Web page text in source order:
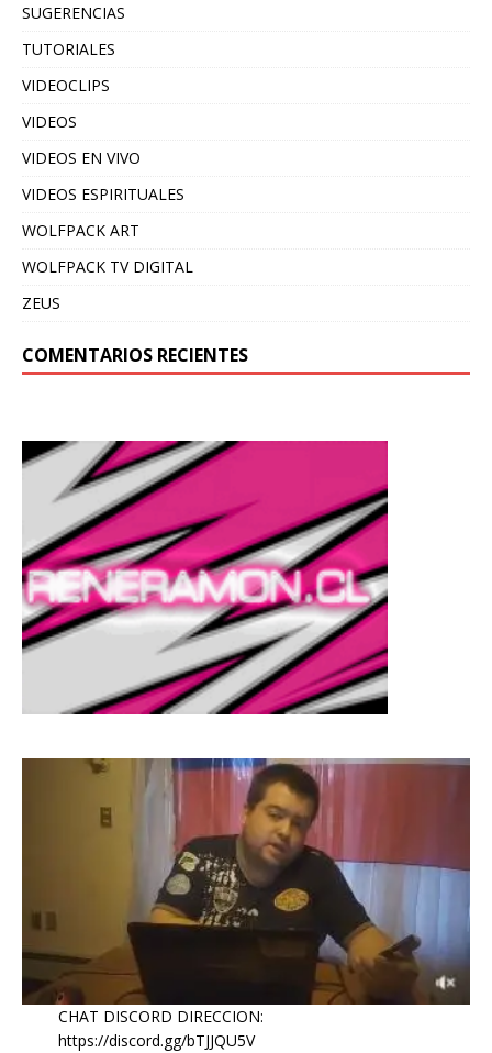
SUGERENCIAS
TUTORIALES
VIDEOCLIPS
VIDEOS
VIDEOS EN VIVO
VIDEOS ESPIRITUALES
WOLFPACK ART
WOLFPACK TV DIGITAL
ZEUS
COMENTARIOS RECIENTES
CHAT DISCORD DIRECCION:
https://discord.gg/bTJJQU5V